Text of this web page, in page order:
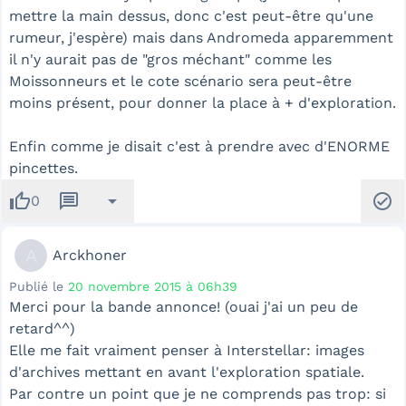
mettre la main dessus, donc c'est peut-être qu'une
rumeur, j'espère) mais dans Andromeda apparemment
il n'y aurait pas de "gros méchant" comme les
Moissonneurs et le cote scénario sera peut-être
moins présent, pour donner la place à + d'exploration.
Enfin comme je disait c'est à prendre avec d'ENORME
pincettes.
thumb_up0 message arrow_drop_down check_circle
Arckhoner
Publié le 20 novembre 2015 à 06h39
Merci pour la bande annonce! (ouai j'ai un peu de
retard^^)
Elle me fait vraiment penser à Interstellar: images
d'archives mettant en avant l'exploration spatiale.
Par contre un point que je ne comprends pas trop: si